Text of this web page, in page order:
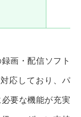
画・配信ソフト
応しており、パ
要な機能が充実